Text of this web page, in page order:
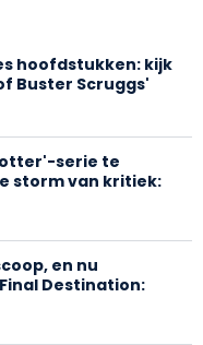
hoofdstukken: kijk
Buster Scruggs'
serie te
storm van kritiek:
en nu
Destination: